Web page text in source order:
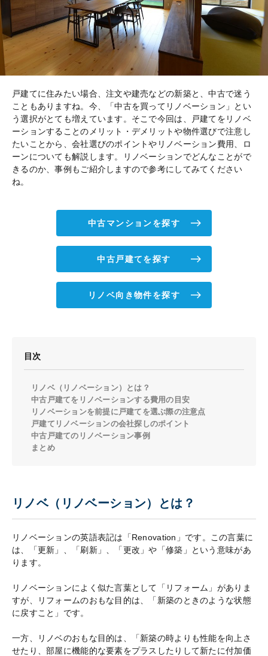
戸建てに住みたい場合、注文や建売などの新築と、中古で迷う
こともありますね。今、「中古を買ってリノベーション」とい
う選択がとても増えています。そこで今回は、戸建てをリノベ
ーションすることのメリット・デメリットや物件選びで注意し
たいことから、会社選びのポイントやリノベーション費用、ロ
ーンについても解説します。リノベーションでどんなことがで
きるのか、事例もご紹介しますので参考にしてみてください
ね。
中古マンションを探す
中古戸建てを探す
リノベ向き物件を探す
目次
リノベ（リノベーション）とは？
中古戸建てをリノベーションする費用の目安
リノベーションを前提に戸建てを選ぶ際の注意点
戸建てリノベーションの会社探しのポイント
中古戸建てのリノベーション事例
まとめ
リノベ（リノベーション）とは？
リノベーションの英語表記は「Renovation」です。この言葉に
は、「更新」、「刷新」、「更改」や「修築」という意味があ
ります。
リノベーションによく似た言葉として「リフォーム」がありま
すが、リフォームのおもな目的は、「新築のときのような状態
に戻すこと」です。
一方、リノベのおもな目的は、「新築の時よりも性能を向上さ
せたり、部屋に機能的な要素をプラスしたりして新たに付加価